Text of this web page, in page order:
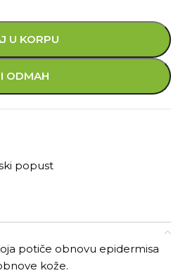
U KORPU
ODMAH
popust
potiče obnovu epidermisa
kože.